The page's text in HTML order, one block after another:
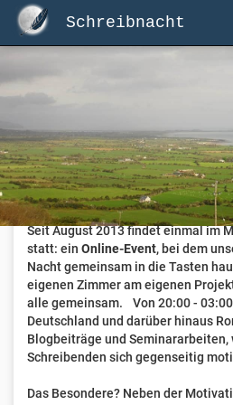
Schreibnacht
Herzlich Willkommen auf
mit über 3.000 Mitgliedern.
Willkommen ist jede Person, die
und Erfahrung sind nicht relevant,
zum geschriebenen Wort.
Seit August 2013 findet einmal im
statt: ein Online-Event, bei dem
Nacht gemeinsam in die Tasten
eigenen Zimmer am eigenen
alle gemeinsam. Von 20:00 -
Deutschland und darüber hinaus
Blogbeiträge und Seminararbeiten,
Schreibenden sich gegenseitig
Das Besondere? Neben der